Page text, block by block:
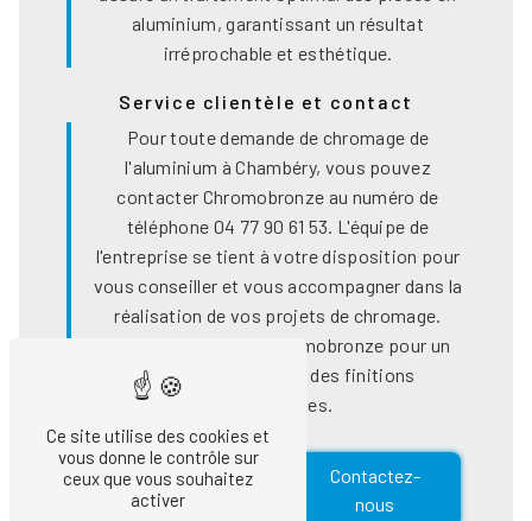
aluminium, garantissant un résultat
irréprochable et esthétique.
Service clientèle et contact
Pour toute demande de chromage de
l'aluminium à Chambéry, vous pouvez
contacter Chromobronze au numéro de
téléphone 04 77 90 61 53. L'équipe de
l'entreprise se tient à votre disposition pour
vous conseiller et vous accompagner dans la
réalisation de vos projets de chromage.
Faites confiance à Chromobronze pour un
service de qualité et des finitions
impeccables.
En savoir
plus
Contactez-
nous
Ce site utilise des cookies et
vous donne le contrôle sur
ceux que vous souhaitez
activer